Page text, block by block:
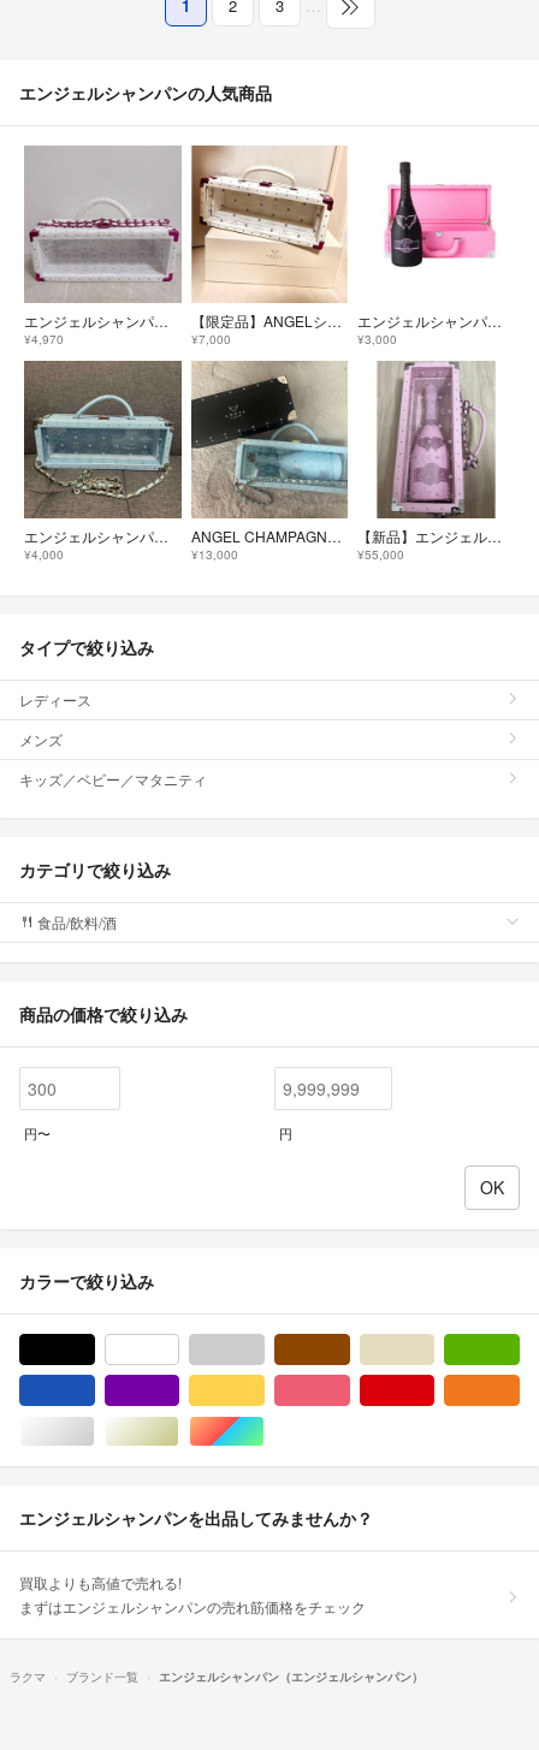
1 2 3 …
エンジェルシャンパンの人気商品
エンジェルシャンパン バレンタイン限定 箱のみ ファータイプ
¥4,970
【限定品】ANGELシャンパン 白 鍵付きBOX バレンタイン／ホワイトデー仕様
¥7,000
エンジェルシャンパン ヘイローピンク【空箱】
¥3,000
エンジェルシャンパン 空箱
¥4,000
ANGEL CHAMPAGNE エンジェル 空箱 ブラック2個 ブルー1個
¥13,000
【新品】エンジェルシャンパン ドゥミセック ロゼ
¥55,000
タイプで絞り込み
レディース
メンズ
キッズ／ベビー／マタニティ
カテゴリで絞り込み
食品/飲料/酒
商品の価格で絞り込み
円〜 円
カラーで絞り込み
シルバー/銀色系ゴールド/金色系マルチカラー
エンジェルシャンパンを出品してみませんか？
買取よりも高値で売れる!
まずはエンジェルシャンパンの売れ筋価格をチェック
ラクマ ブランド一覧 エンジェルシャンパン（エンジェルシャンパン）